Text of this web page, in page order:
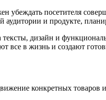
убеждать посетителя
и продукте,
тексты, дизайн и
все в жизнь и создают
конкретных